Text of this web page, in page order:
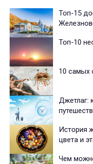
Топ-15
Топ-10
10 самых
Джетлаг:
История
цвета и
Чем